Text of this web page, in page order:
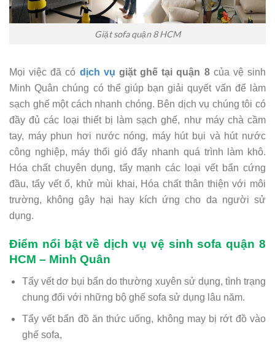
Giặt sofa quận 8 HCM
Mọi việc đã có dịch vụ giặt ghế tại quận 8của vệ sinh
Minh Quân chúng có thể giúp bạn giải quyết vấn để làm
sạch ghế một cách nhanh chóng. Bên dịch vụ chúng tôi có
đầy đủ các loại thiết bị làm sạch ghế, như máy chà cầm
tay, máy phun hơi nước nóng, máy hút bụi và hút nước
công nghiệp, máy thổi gió đẩy nhanh quá trình làm khô.
Hóa chất chuyên dụng, tẩy mạnh các loại vết bẩn cứng
đầu, tẩy vết ổ, khử mùi khai, Hóa chất thân thiện với môi
trường, không gây hại hay kích ứng cho da người sử
dụng.
Điểm nổi bật về dịch vụ vệ sinh sofa quận 8
HCM – Minh Quân
Tẩy vết dơ bụi bẩn do thường xuyên sử dụng, tình trạng
chung đối với những bộ ghế sofa sử dụng lâu năm.
Tẩy vết bẩn đồ ăn thức uống, không may bị rớt đồ vào
ghế sofa,